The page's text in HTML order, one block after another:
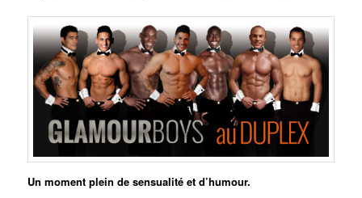
Un moment plein de sensualité et d’humour.